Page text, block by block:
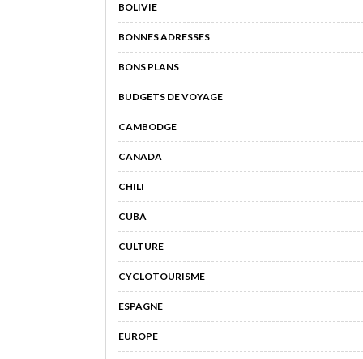
BOLIVIE
BONNES ADRESSES
BONS PLANS
BUDGETS DE VOYAGE
CAMBODGE
CANADA
CHILI
CUBA
CULTURE
CYCLOTOURISME
ESPAGNE
EUROPE